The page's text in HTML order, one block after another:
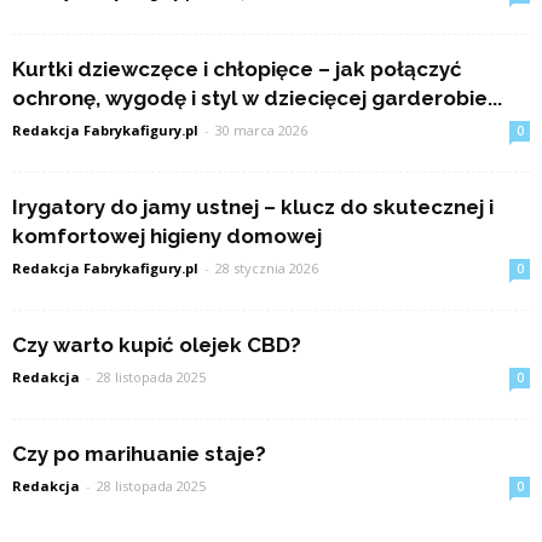
Kurtki dziewczęce i chłopięce – jak połączyć
ochronę, wygodę i styl w dziecięcej garderobie...
Redakcja Fabrykafigury.pl - 30 marca 2026 0
Irygatory do jamy ustnej – klucz do skutecznej i
komfortowej higieny domowej
Redakcja Fabrykafigury.pl - 28 stycznia 2026 0
Czy warto kupić olejek CBD?
Redakcja - 28 listopada 2025 0
Czy po marihuanie staje?
Redakcja - 28 listopada 2025 0